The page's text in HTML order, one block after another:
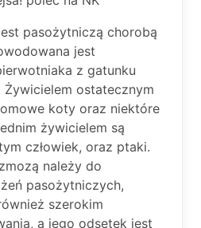
pasożytniczą chorobą
jest
z gatunku
ostatecznym
koty oraz niektóre
żywicielem są
człowiek, oraz ptaki.
należy do
pasożytniczych,
szerokim
a jego odsetek jest